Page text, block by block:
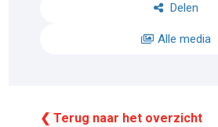
Delen
Alle media
❮ Terug naar het overzicht